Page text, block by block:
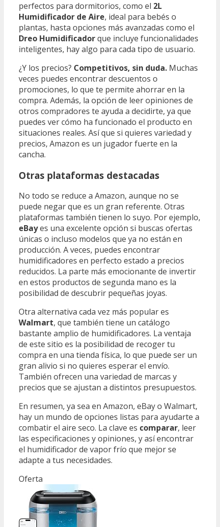
perfectos para dormitorios, como el 2L
Humidificador de Aire, ideal para bebés o
plantas, hasta opciones más avanzadas como el
Dreo Humidificadorque incluye funcionalidades
inteligentes, hay algo para cada tipo de usuario.
¿Y los precios? Competitivos, sin duda. Muchas
veces puedes encontrar descuentos o
promociones, lo que te permite ahorrar en la
compra. Además, la opción de leer opiniones de
otros compradores te ayuda a decidirte, ya que
puedes ver cómo ha funcionado el producto en
situaciones reales. Así que si quieres variedad y
precios, Amazon es un jugador fuerte en la
cancha.
Otras plataformas destacadas
No todo se reduce a Amazon, aunque no se
puede negar que es un gran referente. Otras
plataformas también tienen lo suyo. Por ejemplo,
eBayes una excelente opción si buscas ofertas
únicas o incluso modelos que ya no están en
producción. A veces, puedes encontrar
humidificadores en perfecto estado a precios
reducidos. La parte más emocionante de invertir
en estos productos de segunda mano es la
posibilidad de descubrir pequeñas joyas.
Otra alternativa cada vez más popular es
Walmart, que también tiene un catálogo
bastante amplio de humidificadores. La ventaja
de este sitio es la posibilidad de recoger tu
compra en una tienda física, lo que puede ser un
gran alivio si no quieres esperar el envío.
También ofrecen una variedad de marcas y
precios que se ajustan a distintos presupuestos.
En resumen, ya sea en Amazon, eBay o Walmart,
hay un mundo de opciones listas para ayudarte a
combatir el aire seco. La clave es comparar, leer
las especificaciones y opiniones, y así encontrar
el humidificador de vapor frío que mejor se
adapte a tus necesidades.
Oferta